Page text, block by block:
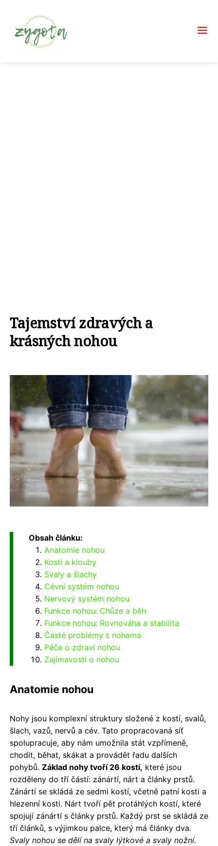
Tajemství zdravých a
krásných nohou
Obsah článku:
Anatomie nohou
Kosti a klouby
Svaly a šlachy
Cévní systém nohou
Nervový systém nohou
Funkce nohou: Chůze a běh
Funkce nohou: Rovnováha a stabilita
Časté problémy s nohama
Péče o zdraví nohou
Zajímavosti o nohou
Anatomie nohou
Nohy jsou komplexní struktury složené z kostí, svalů,
šlach, vazů, nervů a cév. Tato propracovaná síť
spolupracuje, aby nám umožnila stát vzpřímeně,
chodit, běhat, skákat a provádět řadu dalších
pohybů. Základ nohy tvoří 26 kostí, které jsou
rozděleny do tří částí: zánártí, nárt a články prstů.
Zánártí se skládá ze sedmi kostí, včetně patní kosti a
hlezenní kosti. Nárt tvoří pět protáhlých kostí, které
spojují zánártí s články prstů. Každý prst se skládá ze
tří článků, s výjimkou palce, který má články dva.
Svaly nohou se dělí na svaly lýtkové a svaly nožní.